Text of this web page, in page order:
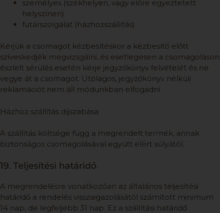
személyes (székhelyen, vagy előre egyeztetett
helyszínen)
futárszolgálat (házhozszállítás)
Kérjük a csomagot kézbesítéskor a kézbesítő előtt
szíveskedjék megvizsgálni, és esetlegesen a csomagoláson
észlelt sérülés esetén kérje jegyzőkönyv felvételét és ne
vegye át a csomagot. Utólagos, jegyzőkönyv nélküli
reklamációt nem áll módunkban elfogadni.
Házhoz szállítás díjszabása
A szállítás költsége függ a megrendelt termék, annak
biztonságos csomagolásával együtt elért súlyától.
19. Teljesítési határidő
A megrendelésre vonatkozóan az általános teljesítési
határidő a rendelés visszaigazolásától számított minimum
14 nap, de legfeljebb 31 nap. Ez a szállítási határidő